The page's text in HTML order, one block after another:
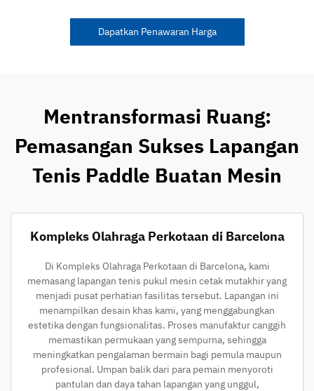
Dapatkan Penawaran Harga
Mentransformasi Ruang:
Pemasangan Sukses Lapangan
Tenis Paddle Buatan Mesin
Kompleks Olahraga Perkotaan di Barcelona
Di Kompleks Olahraga Perkotaan di Barcelona, kami
memasang lapangan tenis pukul mesin cetak mutakhir yang
menjadi pusat perhatian fasilitas tersebut. Lapangan ini
menampilkan desain khas kami, yang menggabungkan
estetika dengan fungsionalitas. Proses manufaktur canggih
memastikan permukaan yang sempurna, sehingga
meningkatkan pengalaman bermain bagi pemula maupun
profesional. Umpan balik dari para pemain menyoroti
pantulan dan daya tahan lapangan yang unggul,